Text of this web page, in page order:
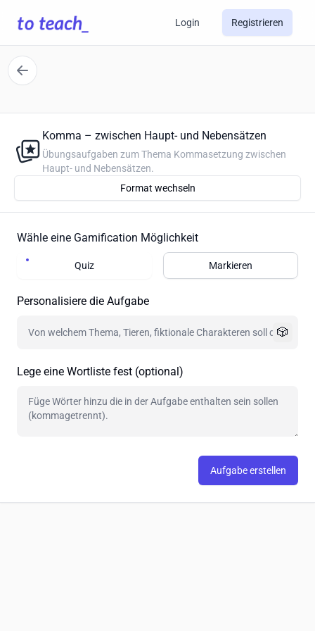
Login Registrieren
Komma – zwischen Haupt- und Nebensätzen
Übungsaufgaben zum Thema Kommasetzung zwischen
Haupt- und Nebensätzen.
Format wechseln
Wähle eine Gamification Möglichkeit
Quiz Markieren
Personalisiere die Aufgabe
🎲
Lege eine Wortliste fest (optional)
Aufgabe erstellen